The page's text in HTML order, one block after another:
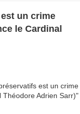
un crime
le Cardinal